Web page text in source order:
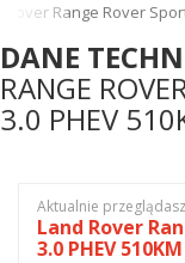
Range Rover
DANE
RANGE
3.0 PHEV
Aktualnie przeglądasz
Land Rover
3.0 PHEV